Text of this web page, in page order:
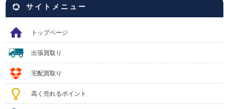
サイトメニュー
トップページ
出張買取り
宅配買取り
高く売れるポイント